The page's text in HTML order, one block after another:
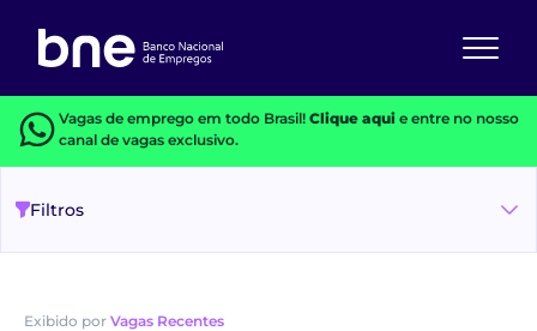
Vagas de emprego em todo Brasil! Clique aquie entre no nosso
canal de vagas exclusivo.
Filtros
Exibido por Vagas Recentes